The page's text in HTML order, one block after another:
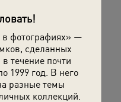
в фотографиях» —
сделанных
течение почти
1999 год. В него
разные темы
коллекций.